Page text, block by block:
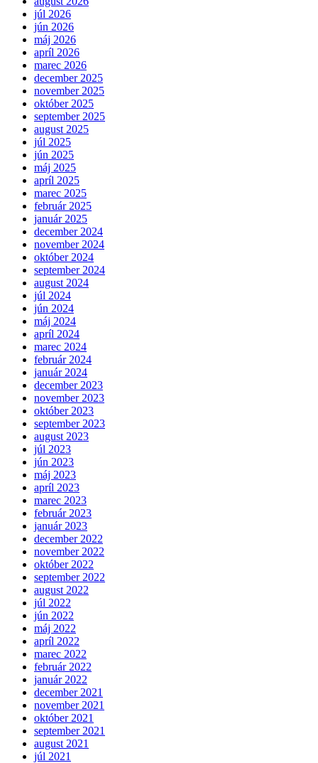
júl 2026
jún 2026
máj 2026
apríl 2026
marec 2026
december 2025
november 2025
október 2025
september 2025
august 2025
júl 2025
jún 2025
máj 2025
apríl 2025
marec 2025
február 2025
január 2025
december 2024
november 2024
október 2024
september 2024
august 2024
júl 2024
jún 2024
máj 2024
apríl 2024
marec 2024
február 2024
január 2024
december 2023
november 2023
október 2023
september 2023
august 2023
júl 2023
jún 2023
máj 2023
apríl 2023
marec 2023
február 2023
január 2023
december 2022
november 2022
október 2022
september 2022
august 2022
júl 2022
jún 2022
máj 2022
apríl 2022
marec 2022
február 2022
január 2022
december 2021
november 2021
október 2021
september 2021
august 2021
júl 2021